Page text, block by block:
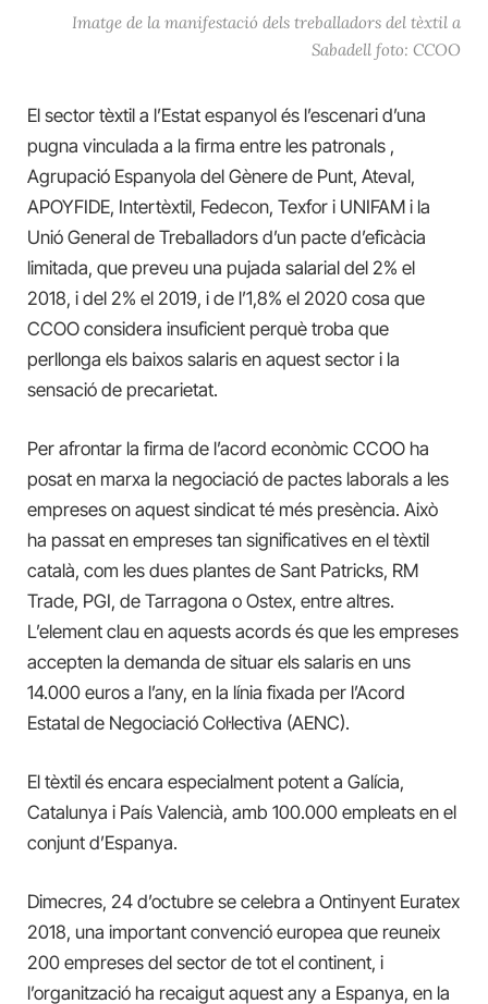
Imatge de la manifestació dels treballadors del tèxtil a
Sabadell foto: CCOO
El sector tèxtil a l’Estat espanyol és l’escenari d’una
pugna vinculada a la firma entre les patronals ,
Agrupació Espanyola del Gènere de Punt, Ateval,
APOYFIDE, Intertèxtil, Fedecon, Texfor i UNIFAM i la
Unió General de Treballadors d’un pacte d’eficàcia
limitada, que preveu una pujada salarial del 2% el
2018, i del 2% el 2019, i de l’1,8% el 2020 cosa que
CCOO considera insuficient perquè troba que
perllonga els baixos salaris en aquest sector i la
sensació de precarietat.
Per afrontar la firma de l’acord econòmic CCOO ha
posat en marxa la negociació de pactes laborals a les
empreses on aquest sindicat té més presència. Això
ha passat en empreses tan significatives en el tèxtil
català, com les dues plantes de Sant Patricks, RM
Trade, PGI, de Tarragona o Ostex, entre altres.
L’element clau en aquests acords és que les empreses
accepten la demanda de situar els salaris en uns
14.000 euros a l’any, en la línia fixada per l’Acord
Estatal de Negociació Col·lectiva (AENC).
El tèxtil és encara especialment potent a Galícia,
Catalunya i País Valencià, amb 100.000 empleats en el
conjunt d’Espanya.
Dimecres, 24 d’octubre se celebra a Ontinyent Euratex
2018, una important convenció europea que reuneix
200 empreses del sector de tot el continent, i
l’organització ha recaigut aquest any a Espanya, en la